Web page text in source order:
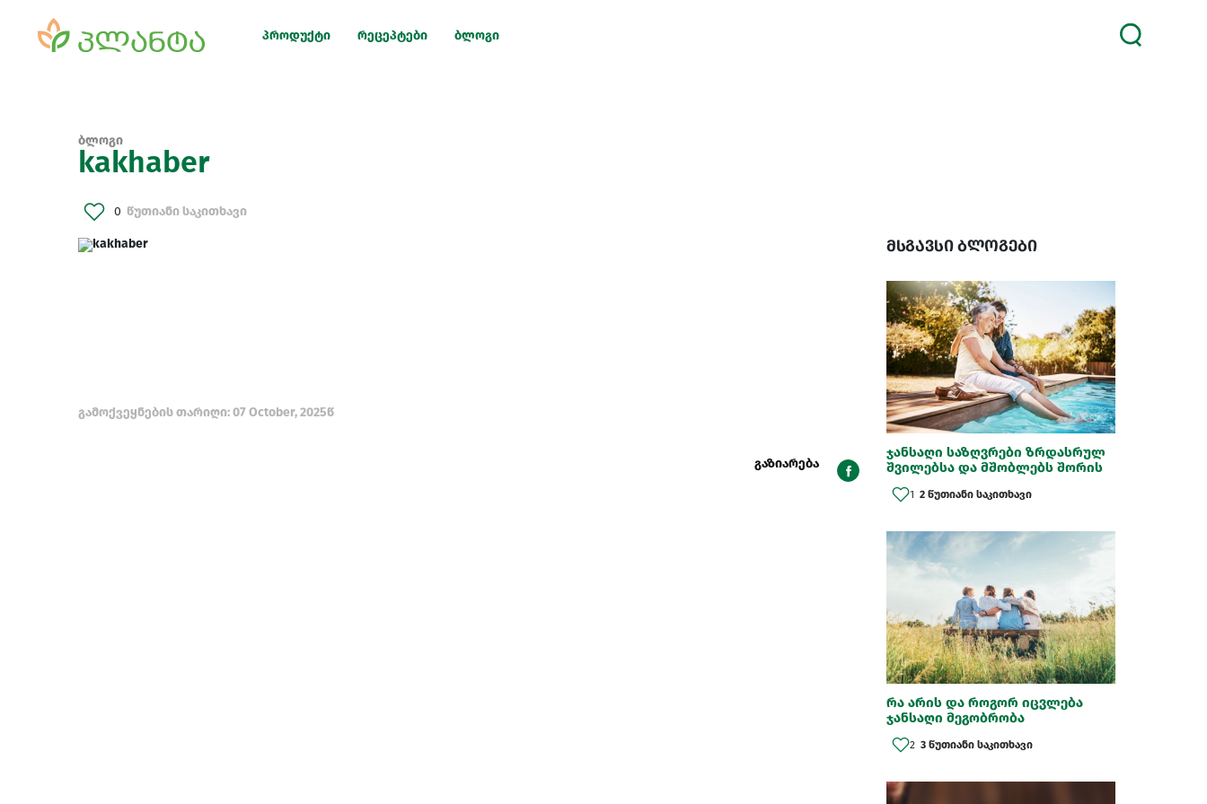
პროდუქტი რეცეპტები ბლოგი
ბლოგი
kakhaber
0 წუთიანი საკითხავი
გამოქვეყნების თარიღი: 07 October, 2025წ
გაზიარება
მსგავსი ბლოგები
ჯანსაღი საზღვრები ზრდასრულ
შვილებსა და მშობლებს შორის
1 2 წუთიანი საკითხავი
რა არის და როგორ იცვლება
ჯანსაღი მეგობრობა
2 3 წუთიანი საკითხავი